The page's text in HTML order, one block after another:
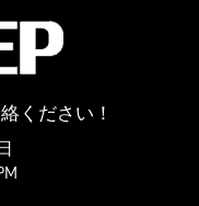
ください！